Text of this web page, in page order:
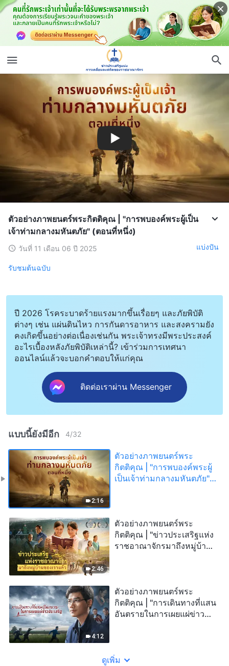
ตัวอย่างภาพยนตร์พระกิตติคุณ | "การพบองค์พระผู้เป็น
เจ้าท่ามกลางมหันตภัย" (ตอนที่หนึ่ง)
วันที่ 11 เดือน 06 ปี 2025 แบ่งปัน
รับชมต้นฉบับ
ปี 2026 โรคระบาดร้ายแรงมากขึ้นเรื่อยๆ และภัยพิบัติ
ต่างๆ เช่น แผ่นดินไหว การกันดารอาหาร และสงครามยัง
คงเกิดขึ้นอย่างต่อเนื่องเช่นกัน พระเจ้าทรงมีพระประสงค์
อะไรเบื้องหลังภัยพิบัติเหล่านี้? เข้าร่วมการเทศนา
ออนไลน์แล้วจะบอกคำตอบให้แก่คุณ
ติดต่อเราผ่าน Messenger
แบบนี้ยังมีอีก 4/32
2:16
ตัวอย่างภาพยนตร์พระ
กิตติคุณ | "การพบองค์พระผู้
เป็นเจ้าท่ามกลางมหันตภัย"
2:46
ตัวอย่างภาพยนตร์พระ
กิตติคุณ | "ข่าวประเสริฐแห่ง
ราชอาณาจักรมาถึงหมู่บ้าน
4:12
ตัวอย่างภาพยนตร์พระ
กิตติคุณ | "การเดินทางที่แสน
อันตรายในการเผยแผ่ข่าว
ดูเพิ่ม